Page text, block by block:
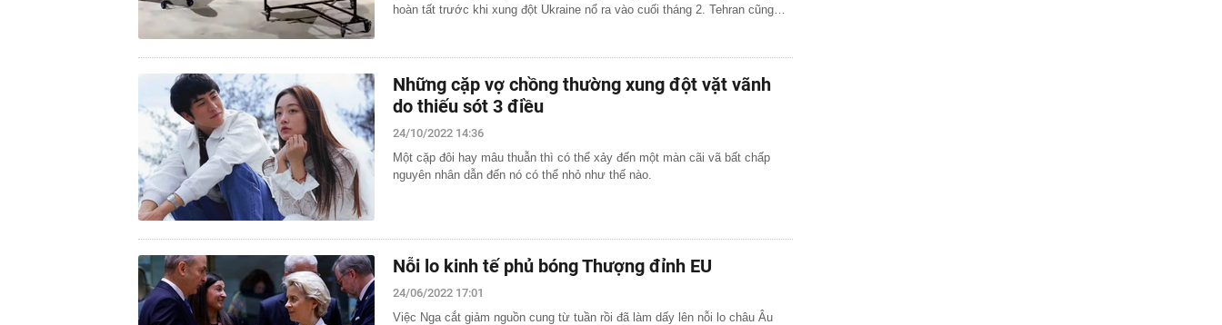
hoàn tất trước khi xung đột Ukraine nổ ra vào cuối tháng 2. Tehran cũng…
Những cặp vợ chồng thường xung đột vặt vãnh
do thiếu sót 3 điều
24/10/2022 14:36
Một cặp đôi hay mâu thuẫn thì có thể xảy đến một màn cãi vã bất chấp
nguyên nhân dẫn đến nó có thể nhỏ như thế nào.
Nỗi lo kinh tế phủ bóng Thượng đỉnh EU
24/06/2022 17:01
Việc Nga cắt giảm nguồn cung từ tuần rồi đã làm dấy lên nỗi lo châu Âu